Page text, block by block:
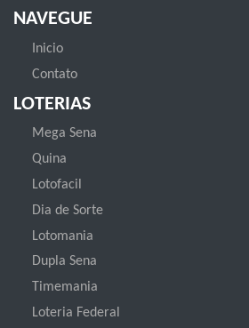
NAVEGUE
Inicio
Contato
LOTERIAS
Mega Sena
Quina
Lotofacil
Dia de Sorte
Lotomania
Dupla Sena
Timemania
Loteria Federal